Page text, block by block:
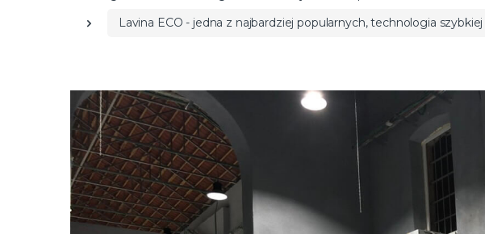
Lavina ECO - jedna z najbardziej popularnych, technologia